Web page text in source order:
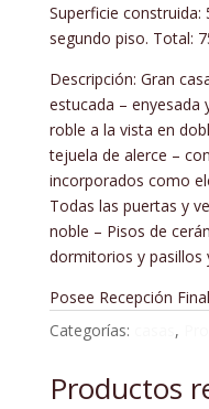
Superficie
segundo piso. Total:
Descripción: Gran
estucada – enyesada
roble a la vista en
tejuela de alerce –
incorporados como
Todas las puertas y
noble – Pisos de
dormitorios y pasillos
Posee Recepción
Categorías:
,
Productos